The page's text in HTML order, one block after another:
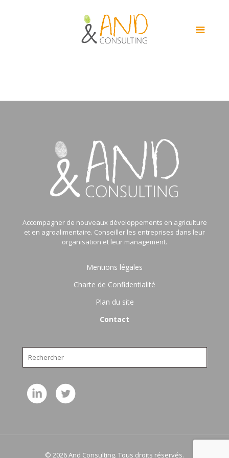
Accompagner de nouveaux développements en agriculture
et en agroalimentaire. Conseiller les entreprises dans leur
organisation et leur management.
Mentions légales
Charte de Confidentialité
Plan du site
Contact
© 2026 And Consulting. Tous droits réservés.